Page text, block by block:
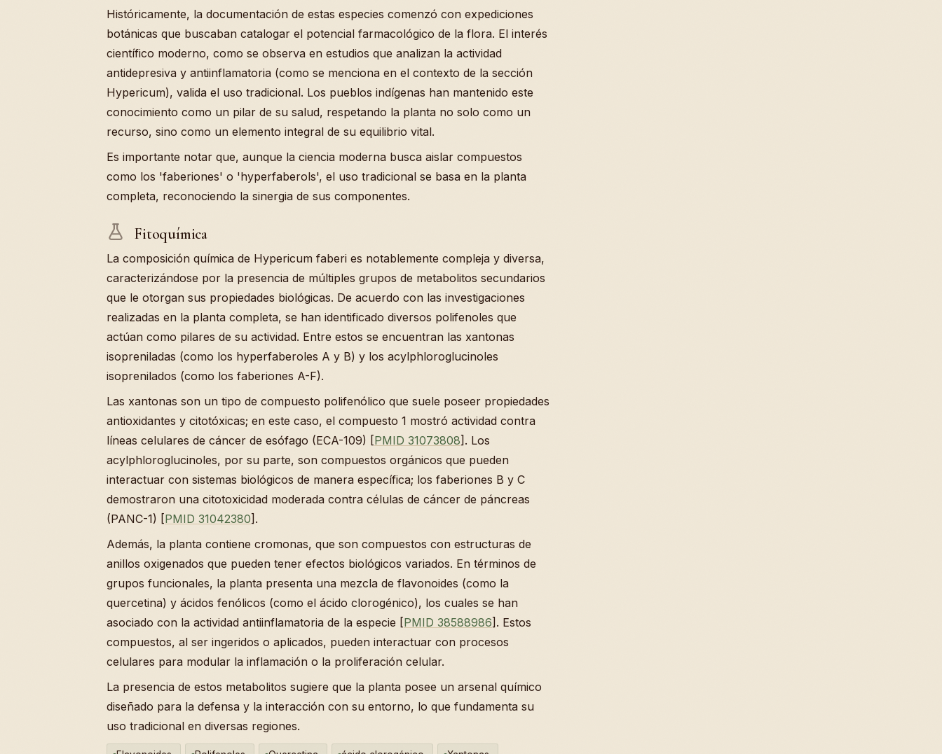
Históricamente, la documentación de estas especies comenzó con expediciones
botánicas que buscaban catalogar el potencial farmacológico de la flora. El interés
científico moderno, como se observa en estudios que analizan la actividad
antidepresiva y antiinflamatoria (como se menciona en el contexto de la sección
Hypericum), valida el uso tradicional. Los pueblos indígenas han mantenido este
conocimiento como un pilar de su salud, respetando la planta no solo como un
recurso, sino como un elemento integral de su equilibrio vital.
Es importante notar que, aunque la ciencia moderna busca aislar compuestos
como los 'faberiones' o 'hyperfaberols', el uso tradicional se basa en la planta
completa, reconociendo la sinergia de sus componentes.
Fitoquímica
La composición química de Hypericum faberi es notablemente compleja y diversa,
caracterizándose por la presencia de múltiples grupos de metabolitos secundarios
que le otorgan sus propiedades biológicas. De acuerdo con las investigaciones
realizadas en la planta completa, se han identificado diversos polifenoles que
actúan como pilares de su actividad. Entre estos se encuentran las xantonas
isopreniladas (como los hyperfaberoles A y B) y los acylphloroglucinoles
isoprenilados (como los faberiones A-F).
Las xantonas son un tipo de compuesto polifenólico que suele poseer propiedades
antioxidantes y citotóxicas; en este caso, el compuesto 1 mostró actividad contra
líneas celulares de cáncer de esófago (ECA-109) [PMID 31073808]. Los
acylphloroglucinoles, por su parte, son compuestos orgánicos que pueden
interactuar con sistemas biológicos de manera específica; los faberiones B y C
demostraron una citotoxicidad moderada contra células de cáncer de páncreas
(PANC-1) [PMID 31042380].
Además, la planta contiene cromonas, que son compuestos con estructuras de
anillos oxigenados que pueden tener efectos biológicos variados. En términos de
grupos funcionales, la planta presenta una mezcla de flavonoides (como la
quercetina) y ácidos fenólicos (como el ácido clorogénico), los cuales se han
asociado con la actividad antiinflamatoria de la especie [PMID 38588986]. Estos
compuestos, al ser ingeridos o aplicados, pueden interactuar con procesos
celulares para modular la inflamación o la proliferación celular.
La presencia de estos metabolitos sugiere que la planta posee un arsenal químico
diseñado para la defensa y la interacción con su entorno, lo que fundamenta su
uso tradicional en diversas regiones.